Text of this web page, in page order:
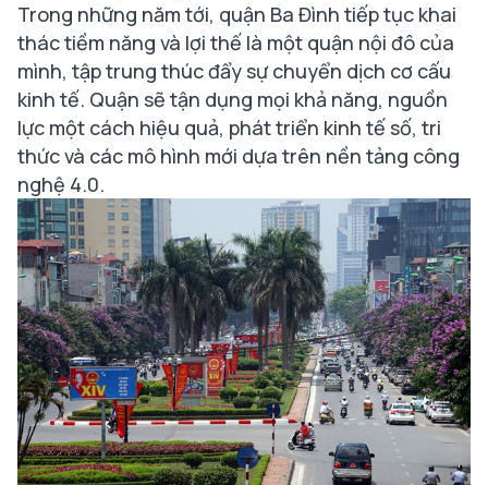
Trong những năm tới, quận Ba Đình tiếp tục khai
thác tiềm năng và lợi thế là một quận nội đô của
mình, tập trung thúc đẩy sự chuyển dịch cơ cấu
kinh tế. Quận sẽ tận dụng mọi khả năng, nguồn
lực một cách hiệu quả, phát triển kinh tế số, tri
thức và các mô hình mới dựa trên nền tảng công
nghệ 4.0.